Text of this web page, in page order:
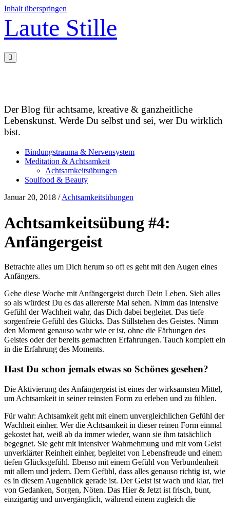
Inhalt überspringen
Laute Stille
Der Blog für achtsame, kreative & ganzheitliche
Lebenskunst. Werde Du selbst und sei, wer Du wirklich
bist.
Bindungstrauma & Nervensystem
Meditation & Achtsamkeit
Achtsamkeitsübungen
Soulfood & Beauty
Januar 20, 2018 /Achtsamkeitsübungen
Achtsamkeitsübung #4:
Anfängergeist
Betrachte alles um Dich herum so oft es geht mit den Augen eines
Anfängers.
Gehe diese Woche mit Anfängergeist durch Dein Leben. Sieh alles
so als würdest Du es das allererste Mal sehen. Nimm das intensive
Gefühl der Wachheit wahr, das Dich dabei begleitet. Das tiefe
sorgenfreie Gefühl des Glücks. Das Stillstehen des Geistes. Nimm
den Moment genauso wahr wie er ist, ohne die Färbungen des
Geistes oder der bereits gemachten Erfahrungen. Tauch komplett ein
in die Erfahrung des Moments.
Hast Du schon jemals etwas so Schönes gesehen?
Die Aktivierung des Anfängergeist ist eines der wirksamsten Mittel,
um Achtsamkeit in seiner reinsten Form zu erleben und zu fühlen.
Für wahr: Achtsamkeit geht mit einem unvergleichlichen Gefühl der
Wachheit einher. Wer die Achtsamkeit in dieser reinen Form einmal
gekostet hat, weiß ab da immer wieder, wann sie ihm tatsächlich
begegnet. Sie geht mit intensiver Wahrnehmung und mit vom Geist
unverklärter Reinheit einher, begleitet von Lebensfreude und einem
tiefen Glücksgefühl. Ebenso mit einem Gefühl von Verbundenheit
mit allem und jedem. Dem Gefühl, dass alles genauso richtig ist, wie
es in diesem Augenblick gerade ist. Der Geist ist wach und klar, frei
von Gedanken, Sorgen, Nöten. Das Hier & Jetzt ist frisch, bunt,
einzigartig und unvergänglich, während einem zugleich die